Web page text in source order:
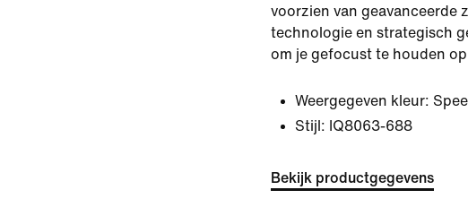
voorzien van geavanceerde
technologie en strategisch
om je gefocust te houden
Weergegeven kleur:
Stijl: IQ8063-688
Bekijk productgegevens